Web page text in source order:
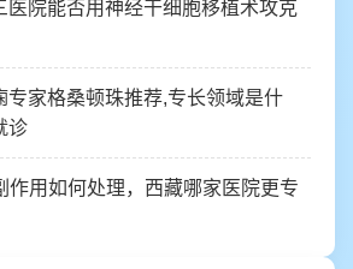
医院能否用神经干细胞移植术攻克
专家格桑顿珠推荐,专长领域是什
诊
作用如何处理，西藏哪家医院更专